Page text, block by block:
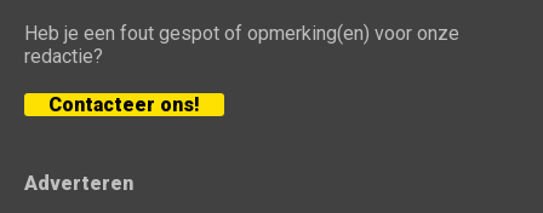
Heb je een fout gespot of opmerking(en) voor onze
redactie?
Contacteer ons!
Adverteren